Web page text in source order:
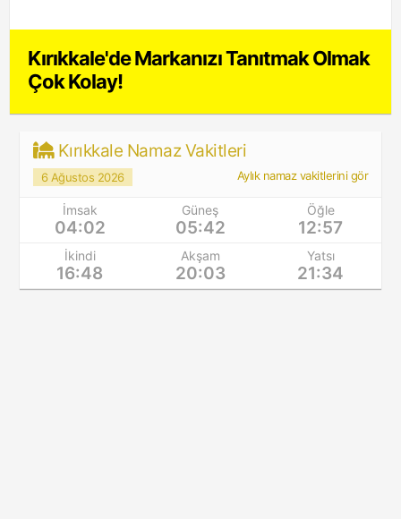
Kırıkkale'de Markanızı Tanıtmak Olmak
Çok Kolay!
Kırıkkale Namaz Vakitleri
6 Ağustos 2026 Aylık namaz vakitlerini gör
İmsak
04:02
Güneş
05:42
Öğle
12:57
İkindi
16:48
Akşam
20:03
Yatsı
21:34